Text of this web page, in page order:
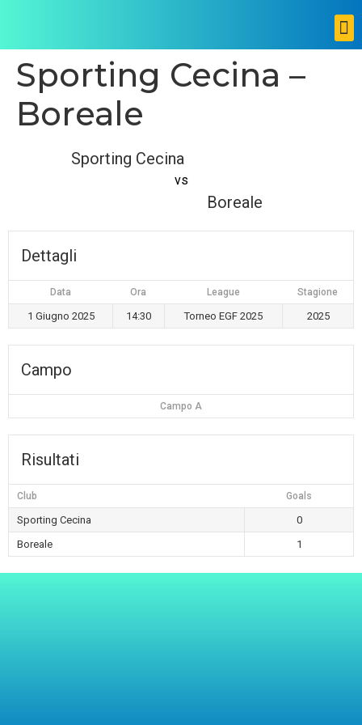
Sporting Cecina –
Boreale
Sporting Cecina
vs
Boreale
Dettagli
Data Ora League Stagione
1 Giugno 2025 14:30 Torneo EGF 2025 2025
Campo
Campo A
Risultati
Club Goals
Sporting Cecina
0
Boreale
1